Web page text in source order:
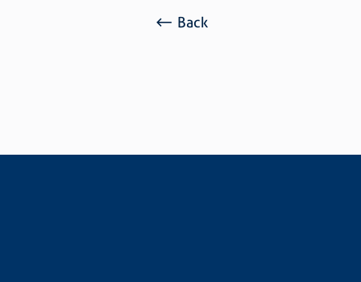
Back